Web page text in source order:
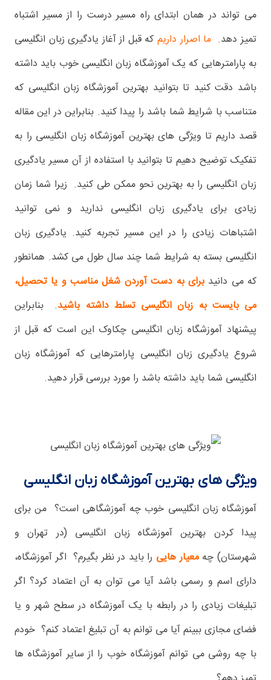
می تواند در همان ابتدای راه مسیر درست را از مسیر اشتباه
تمیز دهد. ما اصرار داریمکه قبل از آغاز یادگیری زبان انگلیسی
به پارامترهایی که یک آموزشگاه زبان انگلیسی خوب باید داشته
باشد دقت کنید تا بتوانید بهترین آموزشگاه زبان انگلیسی که
متناسب با شرایط شما باشد را پیدا کنید. بنابراین در این مقاله
قصد داریم تا ویژگی های بهترین آموزشگاه زبان انگلیسی را به
تفکیک توضیح دهیم تا بتوانید با استفاده از آن مسیر یادگیری
زبان انگلیسی را به بهترین نحو ممکن طی کنید. زیرا شما زمان
زیادی برای یادگیری زبان انگلیسی ندارید و نمی توانید
اشتباهات زیادی را در این مسیر تجربه کنید. یادگیری زبان
انگلیسی بسته به شرایط شما چند سال طول می کشد. همانطور
که می دانیدبرای به دست آوردن شغل مناسب و یا تحصیل،
می بایست به زبان انگلیسی تسلط داشته باشید. بنابراین
پیشنهاد آموزشگاه زبان انگلیسی چکاوک این است که قبل از
شروع یادگیری زبان انگلیسی پارامترهایی که آموزشگاه زبان
انگلیسی شما باید داشته باشد را مورد بررسی قرار دهید.
ویژگی های بهترین آموزشگاه زبان انگلیسی
آموزشگاه زبان انگلیسی خوب چه آموزشگاهی است؟ من برای
پیدا کردن بهترین آموزشگاه زبان انگلیسی (در تهران و
شهرستان) چهمعیار هایی را باید در نظر بگیرم؟ اگر آموزشگاه،
دارای اسم و رسمی باشد آیا می توان به آن اعتماد کرد؟ اگر
تبلیغات زیادی را در رابطه با یک آموزشگاه در سطح شهر و یا
فضای مجازی ببینم آیا می توانم به آن تبلیغ اعتماد کنم؟ خودم
با چه روشی می توانم آموزشگاه خوب را از سایر آموزشگاه ها